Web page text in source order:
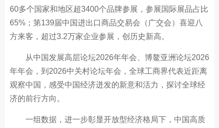
60多个国家和地区超3400个品牌参展，参展国际展品占比
65%；第139届中国进出口商品交易会（广交会）喜迎八
方来客，超过3.2万家企业参展，创历史新高。
从中国发展高层论坛2026年年会、博鳌亚洲论坛2026
年年会，到2026中关村论坛年会，全球工商界代表近距离
观察中国，感受中国经济迸发的新意和活力，探讨全球经
济的前行方向。
一组数据，进一步彰显开放型经济格局下，中国高质